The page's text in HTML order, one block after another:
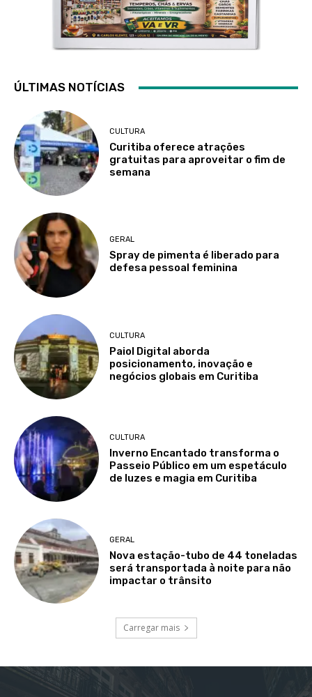
ÚLTIMAS NOTÍCIAS
CULTURA
Curitiba oferece atrações
gratuitas para aproveitar o fim de
semana
GERAL
Spray de pimenta é liberado para
defesa pessoal feminina
CULTURA
Paiol Digital aborda
posicionamento, inovação e
negócios globais em Curitiba
CULTURA
Inverno Encantado transforma o
Passeio Público em um espetáculo
de luzes e magia em Curitiba
GERAL
Nova estação-tubo de 44 toneladas
será transportada à noite para não
impactar o trânsito
Carregar mais